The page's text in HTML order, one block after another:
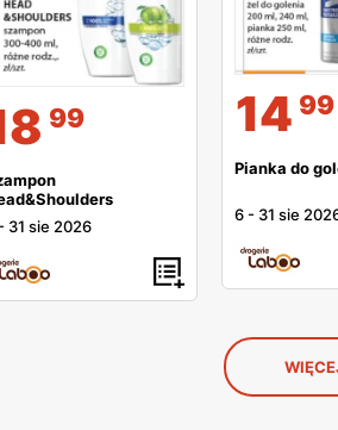
99
- 31 sie 2026
14 99
Pianka do
6 - 31 sie